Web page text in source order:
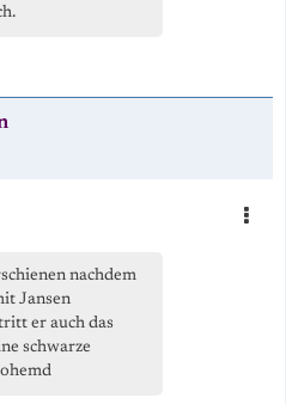
nachdem
Jansen
er auch das
schwarze